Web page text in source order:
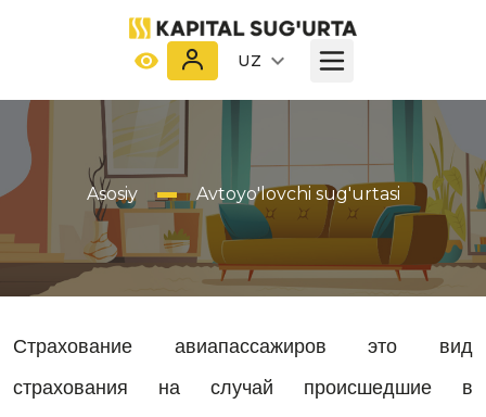
UZ
Asosiy Avtoyo'lovchi sug'urtasi
Страхование авиапассажиров это вид
страхования на случай происшедшие в